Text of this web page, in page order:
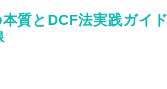
質とDCF法実践ガイド